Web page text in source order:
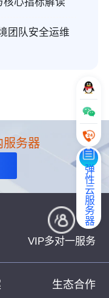
团队安全运维
弹性云服务器
服务器
VIP多对一服务
生态合作